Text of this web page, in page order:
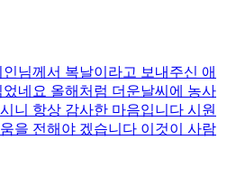
님께서 복날이라고 보내주신 애
네요 올해처럼 더운날씨에 농사
니 항상 감사한 마음입니다 시원
을 전해야 겠습니다 이것이 사람